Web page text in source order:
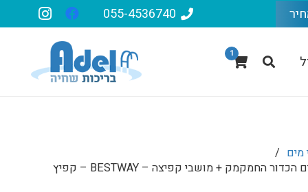
055-4536740
1
/
מתקן קפיצה מתנפח פארק מים הכדור החמקמק + מושבי קפיצה – BESTWAY – קפיץ